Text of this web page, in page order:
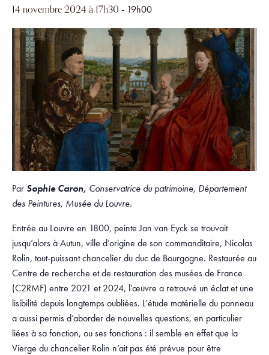
14 novembre 2024 à 17h30- 19h00
Par Sophie Caron, Conservatrice du patrimoine, Département
des Peintures, Musée du Louvre.
Entrée au Louvre en 1800, peinte Jan van Eyck se trouvait
jusqu’alors à Autun, ville d’origine de son commanditaire, Nicolas
Rolin, tout-puissant chancelier du duc de Bourgogne. Restaurée au
Centre de recherche et de restauration des musées de France
(C2RMF) entre 2021 et 2024, l’œuvre a retrouvé un éclat et une
lisibilité depuis longtemps oubliées. L’étude matérielle du panneau
a aussi permis d’aborder de nouvelles questions, en particulier
liées à sa fonction, ou ses fonctions : il semble en effet que la
Vierge du chancelier Rolin n’ait pas été prévue pour être